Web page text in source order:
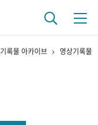
기록물 아카이브 영상기록물